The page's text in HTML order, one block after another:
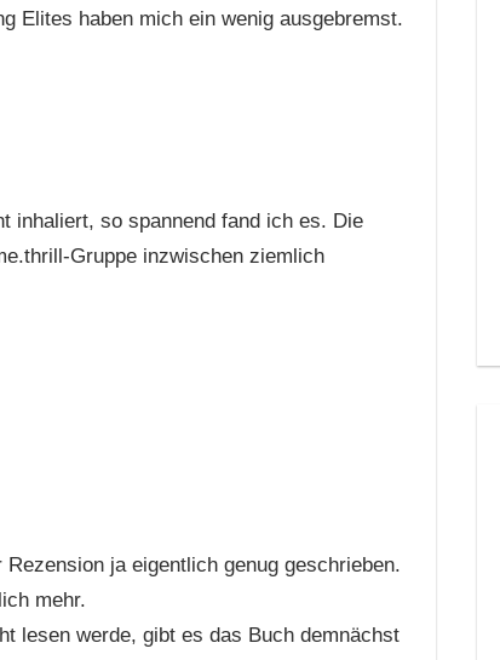
Elites haben mich ein wenig ausgebremst.
inhaliert, so spannend fand ich es. Die
Gruppe inzwischen ziemlich
ja eigentlich genug geschrieben.
mehr.
lesen werde, gibt es das Buch demnächst